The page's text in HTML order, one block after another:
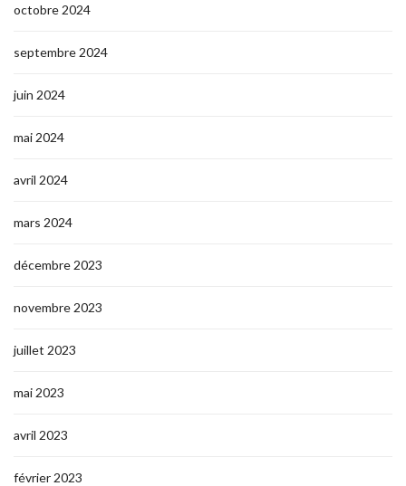
octobre 2024
septembre 2024
juin 2024
mai 2024
avril 2024
mars 2024
décembre 2023
novembre 2023
juillet 2023
mai 2023
avril 2023
février 2023